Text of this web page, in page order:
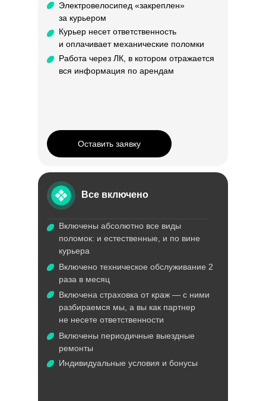
Электровелосипед «закреплен»
за курьером
Курьер несет ответственность
и оплачивает механические поломки
Работа через ЛК, в котором отражается
вся информация по арендам
Оставить заявку
Включены абсолютно все виды
поломок: и естественные, и по вине
курьера
Включено техническое обслуживание 2
раза в месяц
Включена страховка от краж — с ними
разбираемся мы, а вы как партнер
не несете ответственности
Включены периодичные выездные
ремонты
Индивидуальные условия и бонусы
Все включено